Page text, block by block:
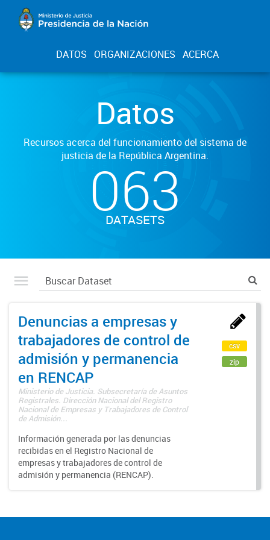
DATOS ORGANIZACIONES ACERCA
Datos
Recursos acerca del funcionamiento del sistema de
justicia de la República Argentina.
063
DATASETS
Denuncias a empresas y
trabajadores de control de
admisión y permanencia
en RENCAP
Ministerio de Justicia. Subsecretaría de Asuntos
Registrales. Dirección Nacional del Registro
Nacional de Empresas y Trabajadores de Control
de Admisión...
Información generada por las denuncias
recibidas en el Registro Nacional de
empresas y trabajadores de control de
admisión y permanencia (RENCAP).
csv
zip